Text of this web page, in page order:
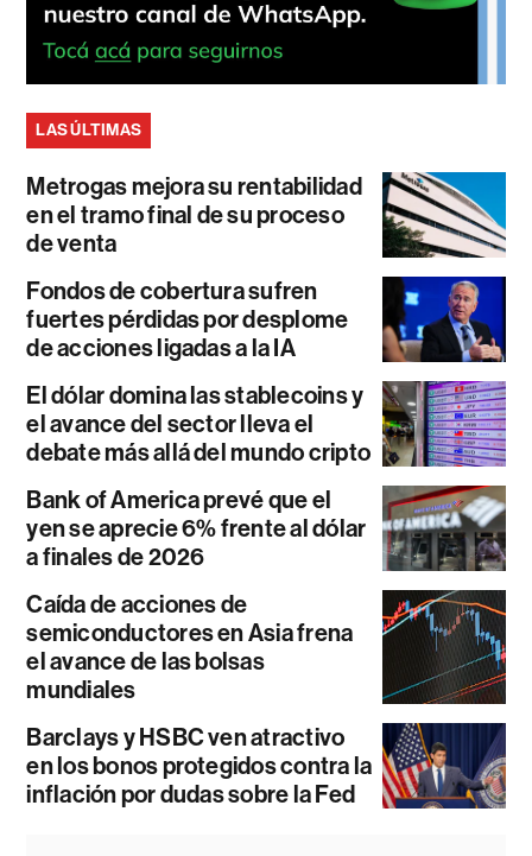
LAS ÚLTIMAS
Metrogas mejora su rentabilidad
en el tramo final de su proceso
de venta
Fondos de cobertura sufren
fuertes pérdidas por desplome
de acciones ligadas a la IA
El dólar domina las stablecoins y
el avance del sector lleva el
debate más allá del mundo cripto
Bank of America prevé que el
yen se aprecie 6% frente al dólar
a finales de 2026
Caída de acciones de
semiconductores en Asia frena
el avance de las bolsas
mundiales
Barclays y HSBC ven atractivo
en los bonos protegidos contra la
inflación por dudas sobre la Fed